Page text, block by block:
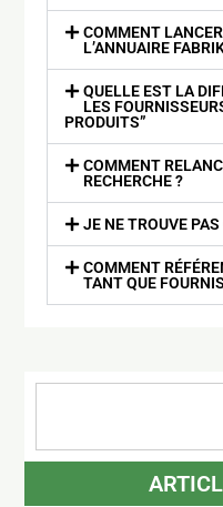
COMMENT
L’ANNUAIRE
QUELLE EST LA
LES
PRODUITS”
COMMENT
RECHERCHE ?
JE NE TROUVE
COMMENT
TANT QUE